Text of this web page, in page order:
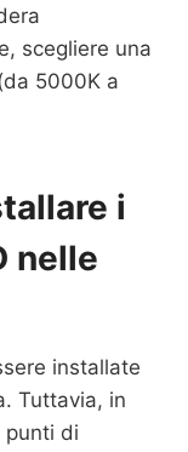
scegliere una
5000K a
i
nelle
installate
Tuttavia, in
punti di